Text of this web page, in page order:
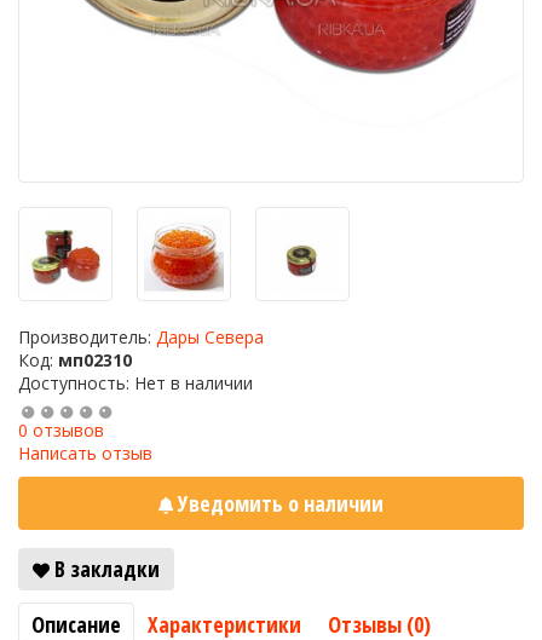
Производитель: Дары Севера
Код: мп02310
Доступность: Нет в наличии
0 отзывов
Написать отзыв
Уведомить о наличии
В закладки
Описание
Характеристики Отзывы (0)